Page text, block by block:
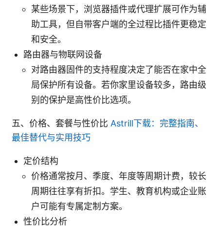
某些场景下，浏览器插件或代理扩展可作为辅
助工具，但自带客户端的全过程比插件更稳定
和安全。
路由器与物联网设备
对路由器固件的支持程度决定了能否在家中全
局保护所有设备。若你家里设备较多，路由级
别的保护是高性价比选项。
五、价格、套餐与性价比 Astrill下载：完整指南、
最佳替代与实用技巧
定价结构
价格通常按月、季度、年度等周期计费，较长
周期往往享有折扣。学生、教育机构或企业账
户可能有专属定制方案。
性价比分析